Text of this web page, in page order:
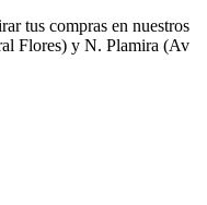
tus compras en nuestros
Flores) y N. Plamira (Av